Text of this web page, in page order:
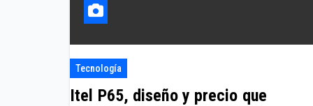
Tecnología
Itel P65, diseño y precio que